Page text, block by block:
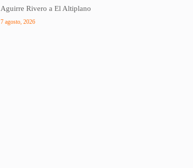
Aguirre Rivero a El Altiplano
7 agosto, 2026